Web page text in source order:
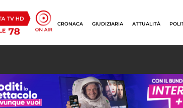
CRONACA GIUDIZIARIA ATTUALITÀ